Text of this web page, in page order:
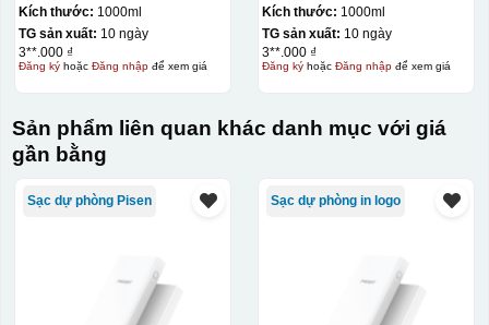
Hộp định hình
011679
Kích thước: 1000ml
TG sản xuất: 10 ngày
3**.000 ₫
Đăng kýhoặc Đăng nhậpđể xem giá
011679
Kích thước: 1000ml
TG sản xuất: 10 ngày
3**.000 ₫
Đăng kýhoặc Đăng nhậpđể xem giá
Sản phẩm liên quan khác danh mục với giá
gần bằng
Sạc dự phòng Pisen Sạc dự phòng in logo